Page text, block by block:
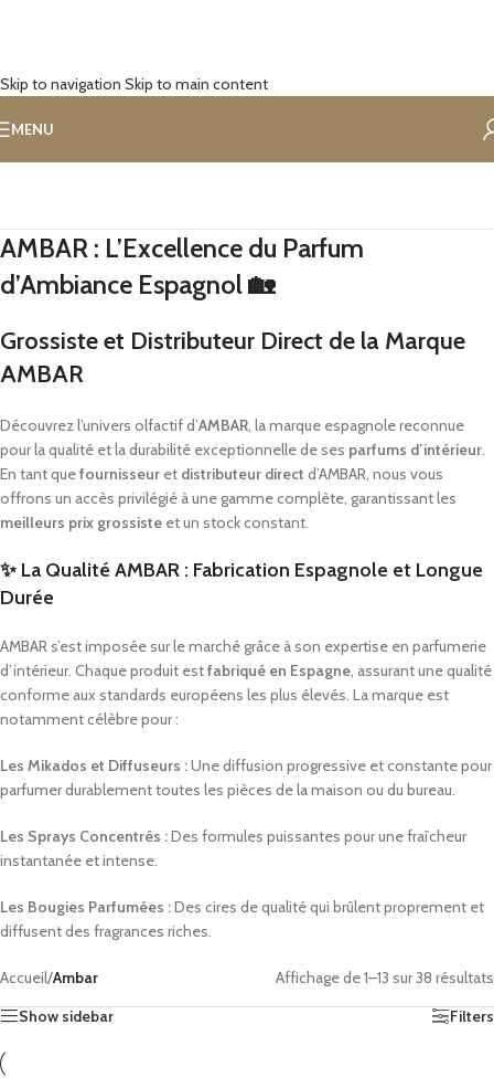
Skip to navigation Skip to main content
MENU
AMBAR : L’Excellence du Parfum
d’Ambiance Espagnol 🏡
Grossiste et Distributeur Direct de la Marque
AMBAR
Découvrez l’univers olfactif d’AMBAR, la marque espagnole reconnue
pour la qualité et la durabilité exceptionnelle de ses parfums d’intérieur.
En tant quefournisseur et distributeur direct d’AMBAR, nous vous
offrons un accès privilégié à une gamme complète, garantissant les
meilleurs prix grossiste et un stock constant.
✨ La Qualité AMBAR : Fabrication Espagnole et Longue
Durée
AMBAR s’est imposée sur le marché grâce à son expertise en parfumerie
d’intérieur. Chaque produit estfabriqué en Espagne, assurant une qualité
conforme aux standards européens les plus élevés. La marque est
notamment célèbre pour :
Les Mikados et Diffuseurs :Une diffusion progressive et constante pour
parfumer durablement toutes les pièces de la maison ou du bureau.
Les Sprays Concentrés :Des formules puissantes pour une fraîcheur
instantanée et intense.
Les Bougies Parfumées :Des cires de qualité qui brûlent proprement et
diffusent des fragrances riches.
Accueil/Ambar
Affichage de 1–13 sur 38 résultats
Show sidebar
Filters